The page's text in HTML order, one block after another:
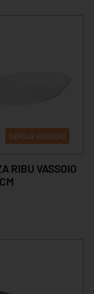
SERIJA VASSOIO
RIBU VASSOIO